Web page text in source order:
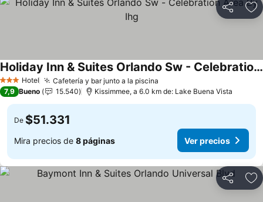
Compartir
3 Estrellas
Hotel Cafetería y bar junto a la piscina
Holiday Inn & Suites Orlando Sw - Celebration Area By Ihg
7,9 Bueno 15.540 Kissimmee, a 6.0 km de: Lake Buena Vista
De $51.331
Mira precios de 8 páginas Ver precios
Compartir